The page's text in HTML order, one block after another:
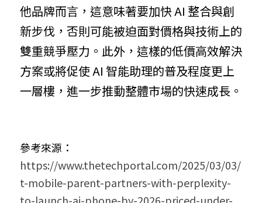
他品牌而言，這意味著要加快 AI 整合與創
新步伐，否則可能被迫面對價格與技術上的
雙重競爭壓力。此外，這樣的低價高效解決
方案或將促使 AI 智能助理的普及程度更上
一層樓，進一步推動整體市場的快速成長。
參考來源：
https://www.thetechportal.com/2025/03/03/
t-mobile-parent-partners-with-perplexity-